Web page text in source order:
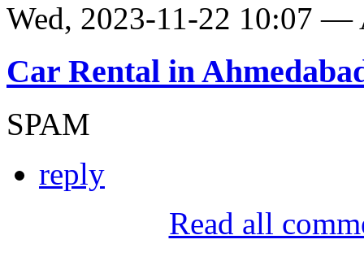
Wed, 2023-11-22 10:07 —
Car Rental in
SPAM
reply
Read all